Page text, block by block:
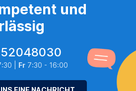
und
| Fr7:30 - 16:00